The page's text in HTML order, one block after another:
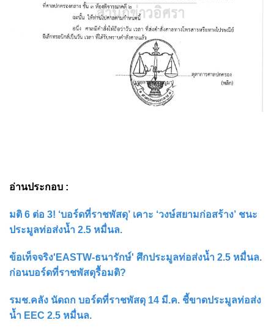
อ่านประกอบ :
มติ 6 ต่อ 3! ‘บอร์ดที่ราชพัสดุ’ เคาะ ‘วงษ์สยามก่อสร้าง’ ชนะ
ประมูลท่อส่งน้ำ 2.5 หมื่นล.
ข้อเท็จจริง'EASTW-ธนารักษ์' ศึกประมูลท่อส่งน้ำ 2.5 หมื่นล.
ก่อนบอร์ดที่ราชพัสดุรื้อมติ?
รมช.คลัง นัดถก บอร์ดที่ราชพัสดุ 14 มี.ค. ชี้ขาดประมูลท่อส่ง
น้ำ EEC 2.5 หมื่นล.